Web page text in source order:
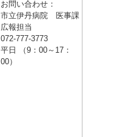
お問い合わせ：
市立伊丹病院 医事課
広報担当
072-777-3773
平日 （9：00～17：
00）